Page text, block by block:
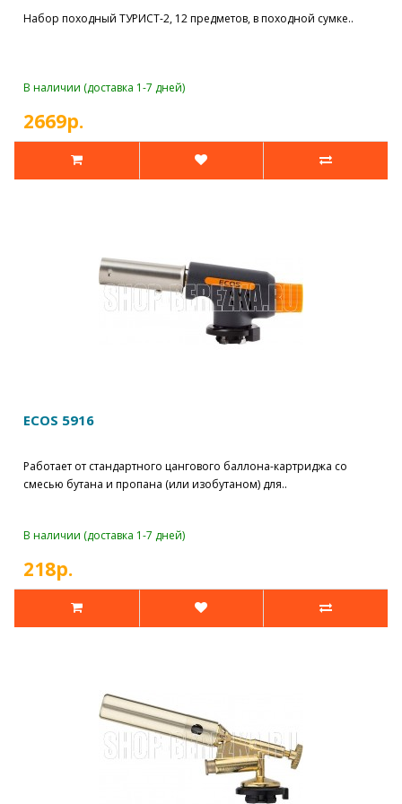
Набор походный ТУРИСТ-2, 12 предметов, в походной сумке..
В наличии (доставка 1-7 дней)
2669р.
ECOS 5916
Работает от стандартного цангового баллона-картриджа со
смесью бутана и пропана (или изобутаном) для..
В наличии (доставка 1-7 дней)
218р.